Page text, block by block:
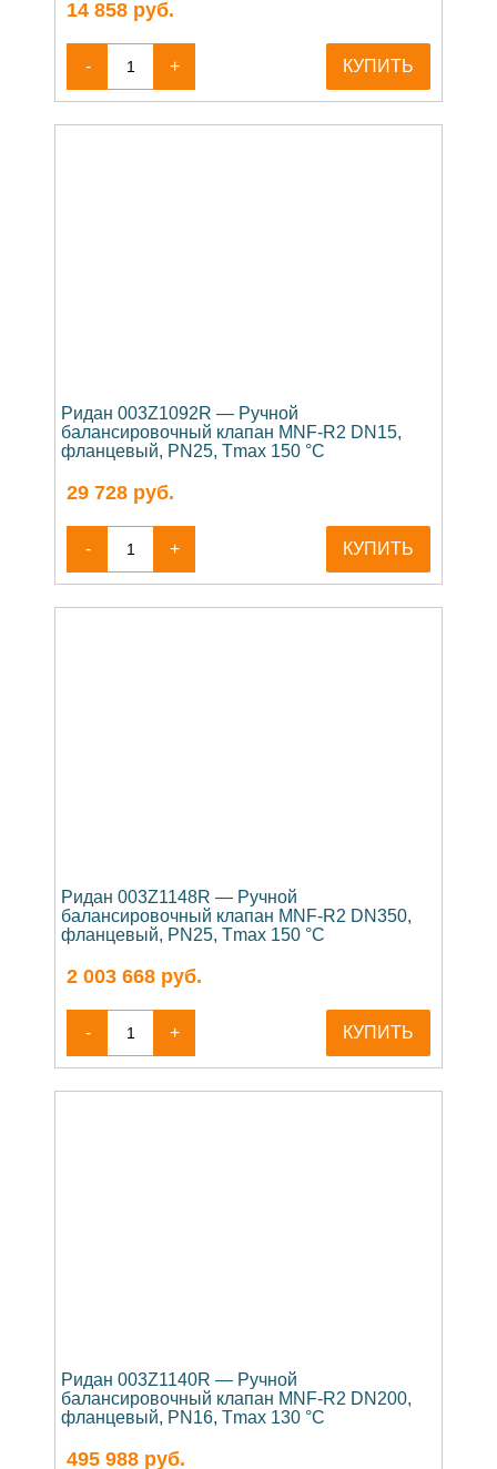
14 858 руб.
- + КУПИТЬ
Ридан 003Z1092R — Ручной
балансировочный клапан MNF-R2 DN15,
фланцевый, PN25, Tmax 150 °C
29 728 руб.
- + КУПИТЬ
Ридан 003Z1148R — Ручной
балансировочный клапан MNF-R2 DN350,
фланцевый, PN25, Tmax 150 °C
2 003 668 руб.
- + КУПИТЬ
Ридан 003Z1140R — Ручной
балансировочный клапан MNF-R2 DN200,
фланцевый, PN16, Tmax 130 °C
495 988 руб.